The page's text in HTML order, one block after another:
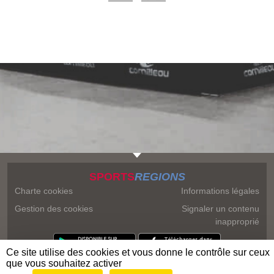
SPORTSREGIONS
Charte cookies
Gestion des cookies
Informations légales
Signaler un contenu
inapproprié
Ce site utilise des cookies et vous donne le contrôle sur ceux
que vous souhaitez activer